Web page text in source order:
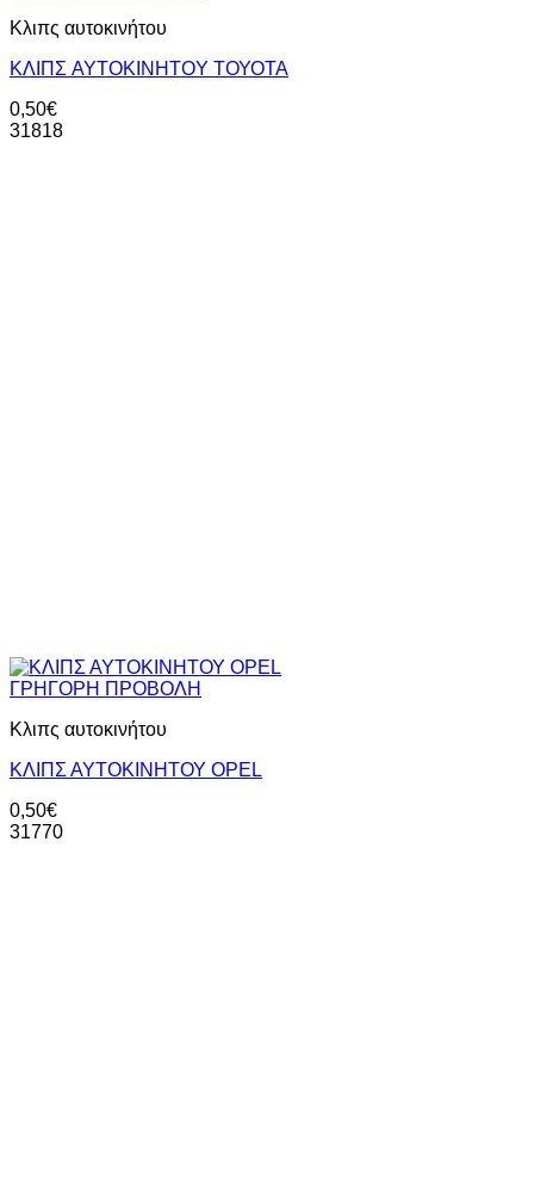
Κλιπς αυτοκινήτου
KΛΙΠΣ AYTOKINHTOY ΤΟΥΟΤΑ
0,50€
31818
ΓΡΗΓΟΡΗ ΠΡΟΒΟΛΗ
Κλιπς αυτοκινήτου
ΚΛΙΠΣ ΑΥΤΟΚΙΝΗΤΟΥ OPEL
0,50€
31770